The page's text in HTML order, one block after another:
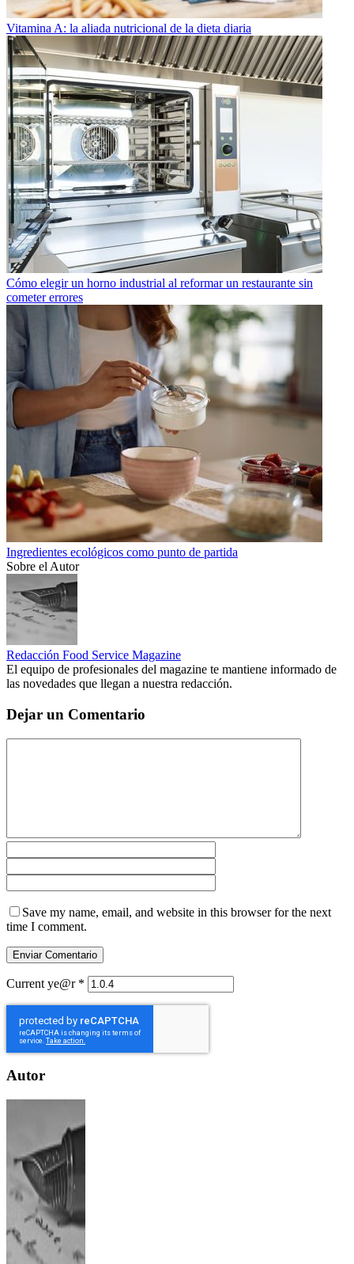
Vitamina A: la aliada nutricional de la dieta diaria
Cómo elegir un horno industrial al reformar un restaurante sin
cometer errores
Ingredientes ecológicos como punto de partida
Sobre el Autor
Redacción Food Service Magazine
El equipo de profesionales del magazine te mantiene informado de
las novedades que llegan a nuestra redacción.
Dejar un Comentario
Save my name, email, and website in this browser for the next
time I comment.
Current ye@r *
Autor